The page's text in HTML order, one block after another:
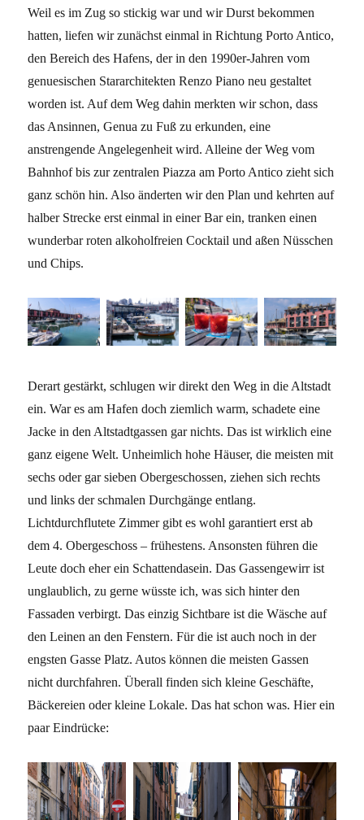
Weil es im Zug so stickig war und wir Durst bekommen
hatten, liefen wir zunächst einmal in Richtung Porto Antico,
den Bereich des Hafens, der in den 1990er-Jahren vom
genuesischen Stararchitekten Renzo Piano neu gestaltet
worden ist. Auf dem Weg dahin merkten wir schon, dass
das Ansinnen, Genua zu Fuß zu erkunden, eine
anstrengende Angelegenheit wird. Alleine der Weg vom
Bahnhof bis zur zentralen Piazza am Porto Antico zieht sich
ganz schön hin. Also änderten wir den Plan und kehrten auf
halber Strecke erst einmal in einer Bar ein, tranken einen
wunderbar roten alkoholfreien Cocktail und aßen Nüsschen
und Chips.
Derart gestärkt, schlugen wir direkt den Weg in die Altstadt
ein. War es am Hafen doch ziemlich warm, schadete eine
Jacke in den Altstadtgassen gar nichts. Das ist wirklich eine
ganz eigene Welt. Unheimlich hohe Häuser, die meisten mit
sechs oder gar sieben Obergeschossen, ziehen sich rechts
und links der schmalen Durchgänge entlang.
Lichtdurchflutete Zimmer gibt es wohl garantiert erst ab
dem 4. Obergeschoss – frühestens. Ansonsten führen die
Leute doch eher ein Schattendasein. Das Gassengewirr ist
unglaublich, zu gerne wüsste ich, was sich hinter den
Fassaden verbirgt. Das einzig Sichtbare ist die Wäsche auf
den Leinen an den Fenstern. Für die ist auch noch in der
engsten Gasse Platz. Autos können die meisten Gassen
nicht durchfahren. Überall finden sich kleine Geschäfte,
Bäckereien oder kleine Lokale. Das hat schon was. Hier ein
paar Eindrücke: